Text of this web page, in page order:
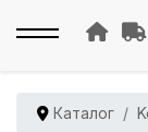
Каталог